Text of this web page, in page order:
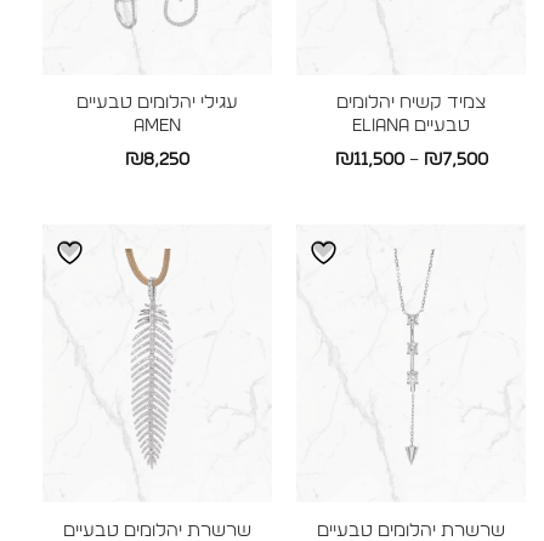
צמיד קשיח יהלומים
טבעיים ELIANA
₪7,500
–
₪11,500
עד
עגילי יהלומים טבעיים
AMEN
₪8,250
שרשרת יהלומים טבעיים
שרשרת יהלומים טבעיים